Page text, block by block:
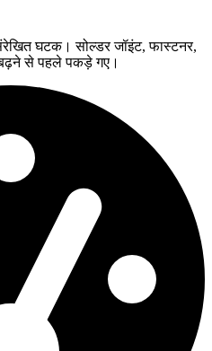
घटक। सोल्डर जॉइंट, फास्टनर,
से पहले पकड़े गए।